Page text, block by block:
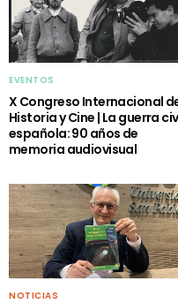
EVENTOS
X Congreso Internacional
Historia y Cine | La guerra
española: 90 años de
memoria audiovisual
NOTICIAS